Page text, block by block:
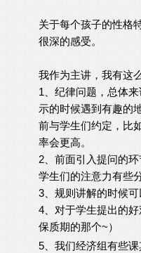
关于每个孩子的性格
很深的感受。
我作为主讲，我有这
1、纪律问题，总体
示的时候遇到有趣的
前与学生们约定，比
率会更高。
2、前面引入提问的
学生们的注意力有些
3、规则讲解的时候可
4、对于学生提出的
保质期的那个~）
5、我们经济组有些课